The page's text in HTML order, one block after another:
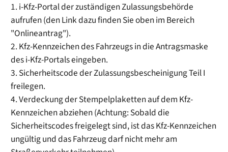
1. i-Kfz-Portal der zuständigen Zulassungsbehörde
aufrufen (den Link dazu finden Sie oben im Bereich
"Onlineantrag").
2. Kfz-Kennzeichen des Fahrzeugs in die Antragsmaske
desi-Kfz-Portals eingeben.
3. Sicherheitscodeder Zulassungsbescheinigung TeilI
freilegen.
4. Verdeckung der Stempelplaketten auf dem Kfz-
Kennzeichen abziehen (Achtung: Sobald die
Sicherheitscodesfreigelegt sind, ist dasKfz-Kennzeichen
ungültig und das Fahrzeug darf nicht mehr am